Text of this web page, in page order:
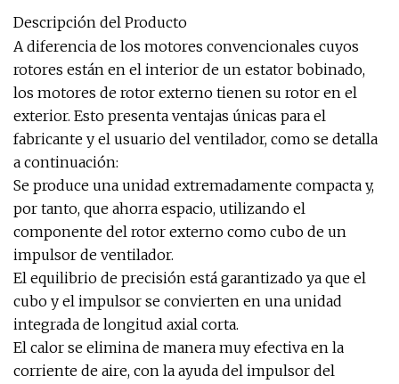
Descripción del Producto
A diferencia de los motores convencionales cuyos
rotores están en el interior de un estator bobinado,
los motores de rotor externo tienen su rotor en el
exterior. Esto presenta ventajas únicas para el
fabricante y el usuario del ventilador, como se detalla
a continuación:
Se produce una unidad extremadamente compacta y,
por tanto, que ahorra espacio, utilizando el
componente del rotor externo como cubo de un
impulsor de ventilador.
El equilibrio de precisión está garantizado ya que el
cubo y el impulsor se convierten en una unidad
integrada de longitud axial corta.
El calor se elimina de manera muy efectiva en la
corriente de aire, con la ayuda del impulsor del